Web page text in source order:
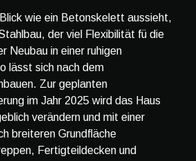
wie ein Betonskelett aussieht,
der viel Flexibilität fü die
Neubau in einer ruhigen
lässt sich nach dem
Zur geplanten
im Jahr 2025 wird das Haus
verändern und mit einer
breiteren Grundfläche
Fertigteildecken und